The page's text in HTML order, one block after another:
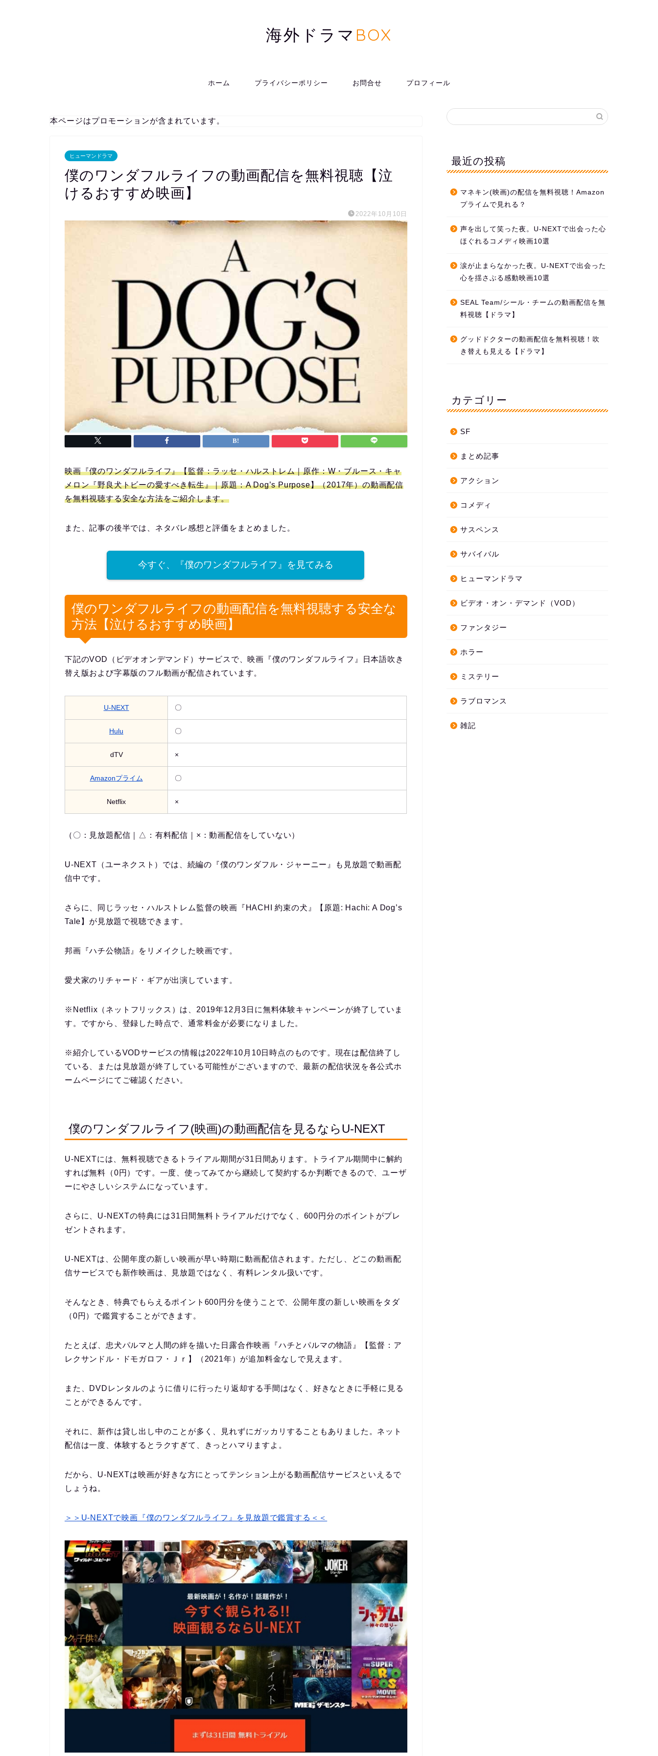
海外ドラマ BOX
ホーム プライバシーポリシー お問合せ プロフィール
本ページはプロモーションが含まれています。
ヒューマンドラマ
僕のワンダフルライフの動画配信を無料視聴【泣
けるおすすめ映画】
2022年10月10日
映画『僕のワンダフルライフ』【監督：ラッセ・ハルストレム｜原作：W・ブルース・キャ
メロン『野良犬トビーの愛すべき転生』｜原題：A Dog’s Purpose】（2017年）の動画配信
を無料視聴する安全な方法をご紹介します。
また、記事の後半では、ネタバレ感想と評価をまとめました。
今すぐ、『僕のワンダフルライフ』を見てみる
僕のワンダフルライフの動画配信を無料視聴する安全な
方法【泣けるおすすめ映画】
下記のVOD（ビデオオンデマンド）サービスで、 映画『僕のワンダフルライフ』日本語吹き
替え版および字幕版のフル動画が配信されています。
U-NEXT 〇
Hulu 〇
dTV ×
Amazonプライム 〇
Netflix ×
（〇：見放題配信｜△：有料配信｜×：動画配信をしていない）
U-NEXT（ユーネクスト）では、続編の『僕のワンダフル・ジャーニー』も見放題で動画配
信中です。
さらに、同じラッセ・ハルストレム監督の映画『HACHI 約束の犬』【原題: Hachi: A Dog’s
Tale】が見放題で視聴できます。
邦画『ハチ公物語』をリメイクした映画です。
愛犬家のリチャード・ギアが出演しています。
※Netflix（ネットフリックス）は、2019年12月3日に無料体験キャンペーンが終了していま
す。ですから、登録した時点で、通常料金が必要になりました。
※紹介しているVODサービスの情報は2022年10月10日時点のものです。現在は配信終了し
ている、または見放題が終了している可能性がございますので、最新の配信状況を各公式ホ
ームページにてご確認ください。
僕のワンダフルライフ(映画)の動画配信を見るならU-NEXT
U-NEXTには、無料視聴できるトライアル期間が31日間あります。トライアル期間中に解約
すれば無料（0円）です。一度、使ってみてから継続して契約するか判断できるので、ユーザ
ーにやさしいシステムになっています。
さらに、U-NEXTの特典には31日間無料トライアルだけでなく、600円分のポイントがプレ
ゼントされます。
U-NEXTは、公開年度の新しい映画が早い時期に動画配信されます。ただし、どこの動画配
信サービスでも新作映画は、見放題ではなく、有料レンタル扱いです。
そんなとき、特典でもらえるポイント600円分を使うことで、公開年度の新しい映画をタダ
（0円）で鑑賞することができます。
たとえば、忠犬パルマと人間の絆を描いた日露合作映画『ハチとパルマの物語』【監督：ア
レクサンドル・ドモガロフ・Ｊｒ】（2021年）が追加料金なしで見えます。
また、DVDレンタルのように借りに行ったり返却する手間はなく、好きなときに手軽に見る
ことができるんです。
それに、新作は貸し出し中のことが多く、見れずにガッカリすることもありました。ネット
配信は一度、体験するとラクすぎて、きっとハマりますよ。
だから、U-NEXTは映画が好きな方にとってテンション上がる動画配信サービスといえるで
しょうね。
＞＞U-NEXTで映画『僕のワンダフルライフ』を見放題で鑑賞する＜＜
最近の投稿
マネキン(映画)の配信を無料視聴！Amazon
プライムで見れる？
声を出して笑った夜。U-NEXTで出会った心
ほぐれるコメディ映画10選
涙が止まらなかった夜。U-NEXTで出会った
心を揺さぶる感動映画10選
SEAL Team/シール・チームの動画配信を無
料視聴【ドラマ】
グッドドクターの動画配信を無料視聴！吹
き替えも見える【ドラマ】
カテゴリー
SF
まとめ記事
アクション
コメディ
サスペンス
サバイバル
ヒューマンドラマ
ビデオ・オン・デマンド（VOD）
ファンタジー
ホラー
ミステリー
ラブロマンス
雑記